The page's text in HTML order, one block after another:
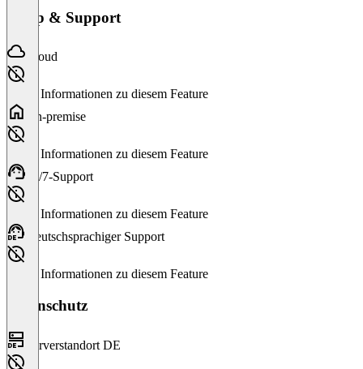
Setup & Support
Cloud
Keine Informationen zu diesem Feature
On-premise
Keine Informationen zu diesem Feature
24/7-Support
Keine Informationen zu diesem Feature
Deutschsprachiger Support
Keine Informationen zu diesem Feature
Datenschutz
Serverstandort DE